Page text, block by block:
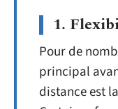
1.
Pour de
principal
distance est